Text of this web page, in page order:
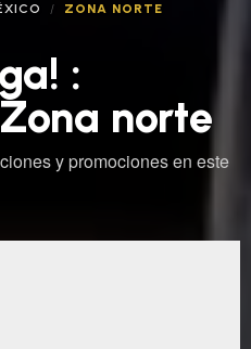
ZONA NORTE
:
norte
y promociones en este